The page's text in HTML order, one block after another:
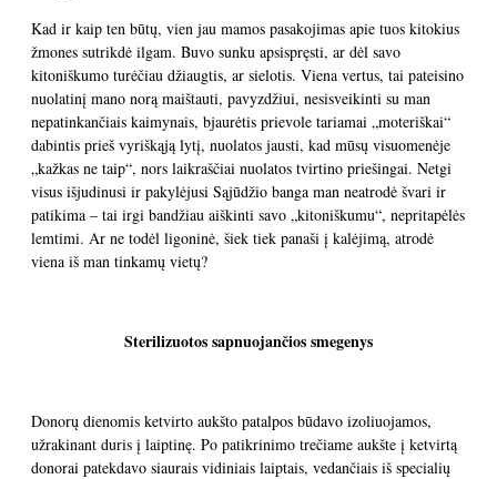
Kad ir kaip ten būtų, vien jau mamos pasakojimas apie tuos kitokius
žmones sutrikdė ilgam. Buvo sunku apsispręsti, ar dėl savo
kitoniškumo turėčiau džiaugtis, ar sielotis. Viena vertus, tai pateisino
nuolatinį mano norą maištauti, pavyzdžiui, nesisveikinti su man
nepatinkančiais kaimynais, bjaurėtis prievole tariamai „moteriškai“
dabintis prieš vyriškąją lytį, nuolatos jausti, kad mūsų visuomenėje
„kažkas ne taip“, nors laikraščiai nuolatos tvirtino priešingai. Netgi
visus išjudinusi ir pakylėjusi Sąjūdžio banga man neatrodė švari ir
patikima – tai irgi bandžiau aiškinti savo „kitoniškumu“, nepritapėlės
lemtimi. Ar ne todėl ligoninė, šiek tiek panaši į kalėjimą, atrodė
viena iš man tinkamų vietų?
Sterilizuotos sapnuojančios smegenys
Donorų dienomis ketvirto aukšto patalpos būdavo izoliuojamos,
užrakinant duris į laiptinę. Po patikrinimo trečiame aukšte į ketvirtą
donorai patekdavo siaurais vidiniais laiptais, vedančiais iš specialių